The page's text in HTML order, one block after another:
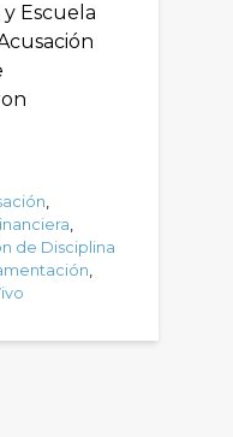
Escuela
,
,
de Disciplina
,